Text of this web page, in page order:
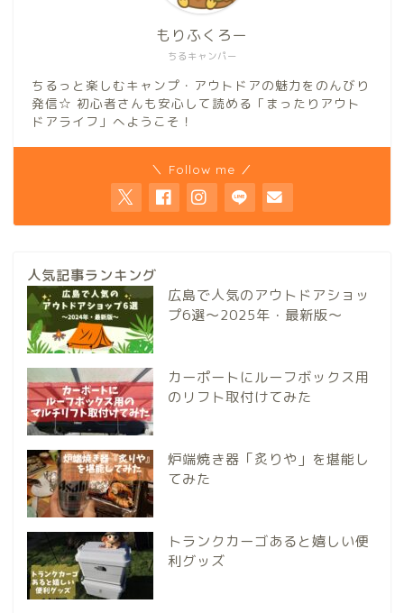
ちるキャンパー
もりふくろー
ちるっと楽しむキャンプ・アウトドアの魅力をのんびり
発信☆ 初心者さんも安心して読める「まったりアウト
ドアライフ」へようこそ！
＼ Follow me ／
人気記事ランキング
広島で人気のアウトドアショッ
プ6選～2025年・最新版～
カーポートにルーフボックス用
のリフト取付けてみた
炉端焼き器「炙りや」を堪能し
てみた
トランクカーゴあると嬉しい便
利グッズ